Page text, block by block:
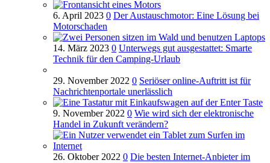
6. April 2023 0 Der Austauschmotor: Eine Lösung bei
Motorschaden
14. März 2023 0 Unterwegs gut ausgestattet: Smarte
Technik für den Camping-Urlaub
29. November 2022 0 Seriöser online-Auftritt ist für
Nachrichtenportale unerlässlich
9. November 2022 0 Wie wird sich der elektronische
Handel in Zukunft verändern?
26. Oktober 2022 0 Die besten Internet-Anbieter im